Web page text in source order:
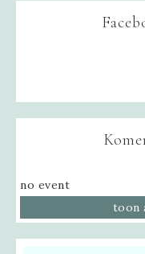
no event
toon